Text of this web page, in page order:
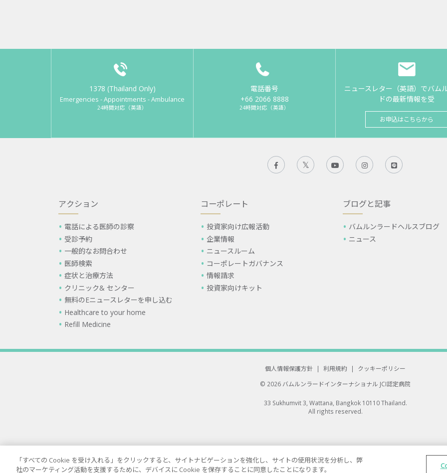
1378 (Thailand Only)
Emergencies - Appointments - Ambulance
24時間対応（英語）
電話番号
+66 2066 8888
24時間対応（英語）
ニュースレター（英語）でバム
ドの最新情報を受
お申込はこちらから
アクション
電話による医師の診察
受診予約
一般的なお問合わせ
医師検索
症状と治療方法
クリニック& センター
無料のEニュースレターを申し込む
Healthcare to your home
Refill Medicine
コーポレート
投資家向け広報活動
企業情報
ニュースルーム
コーポレートガバナンス
情報請求
投資家向けキット
ブログと記事
バムルンラードヘルスブログ
ニュース
個人情報保護方針 | 利用規約 |
クッキーポリシー
© 2026 バムルンラードインターナショナル JCI認定病院
33 Sukhumvit 3, Wattana, Bangkok 10110 Thailand.
All rights reserved.
「すべての Cookie を受け入れる」をクリックすると、サイトナビゲーションを強化し、サイトの使用状況を分析し、弊
社のマーケティング活動を支援するために、デバイスに Cookie を保存することに同意したことになります。